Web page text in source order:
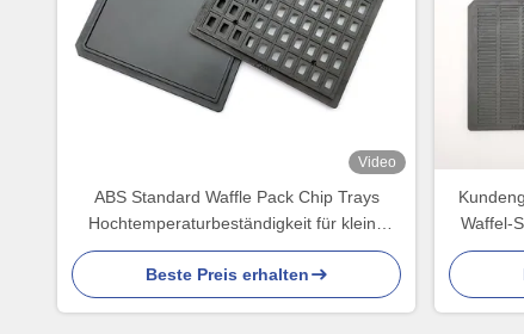
Video
ABS Standard Waffle Pack Chip Trays
Hochtemperaturbeständigkeit für kleine
Komponenten
Beste Preis erhalten
Waffel-